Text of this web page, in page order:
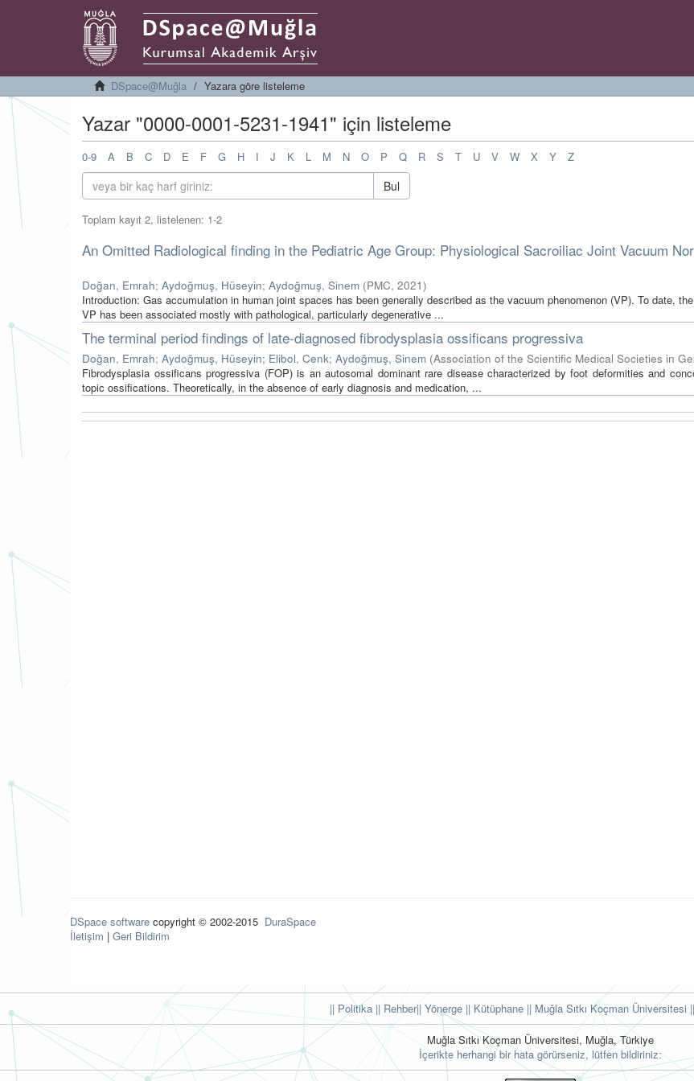
DSpace@Muğla Yazara göre listeleme
Yazar "0000-0001-5231-1941" için listeleme
0-9 A B C D E F G H I J K L M N O P Q R S T U V W X Y Z
Bul
Toplam kayıt 2, listelenen: 1-2
An Omitted Radiological finding in the Pediatric Age Group: Physiological Sacroiliac Joint Vacuum
Doğan, Emrah; Aydoğmuş, Hüseyin; Aydoğmuş, Sinem (PMC, 2021)
Introduction: Gas accumulation in human joint spaces has been generally described as the vacuum phenomenon (VP). To date,
VP has been associated mostly with pathological, particularly degenerative ...
The terminal period findings of late-diagnosed fibrodysplasia ossificans progressiva
Doğan, Emrah; Aydoğmuş, Hüseyin; Elibol, Cenk; Aydoğmuş, Sinem (Association of the Scientific Medical Societies in
Fibrodysplasia ossificans progressiva (FOP) is an autosomal dominant rare disease characterized by foot deformities and
topic ossifications. Theoretically, in the absence of early diagnosis and medication, ...
DSpace software copyright © 2002-2015 DuraSpace
İletişim | Geri Bildirim
|| Politika || Rehber|| Yönerge || Kütüphane || Muğla Sıtkı Koçman Üniversitesi ||
Muğla Sıtkı Koçman Üniversitesi, Muğla, Türkiye
İçerikte herhangi bir hata görürseniz, lütfen bildiriniz: